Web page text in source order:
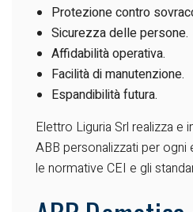
Protezione contro
Sicurezza delle persone.
Affidabilità operativa.
Facilità di manutenzione.
Espandibilità futura.
Elettro Liguria Srl realizza e
ABB personalizzati per ogni
le normative CEI e gli